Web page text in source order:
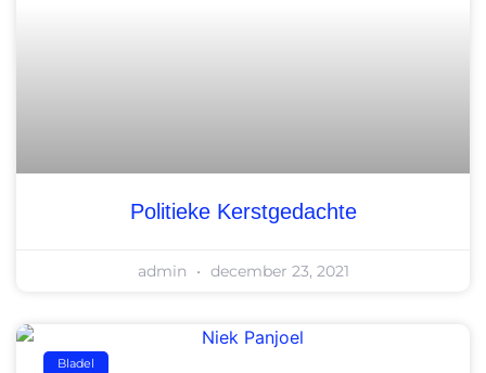
Politieke Kerstgedachte
admin december 23, 2021
Bladel